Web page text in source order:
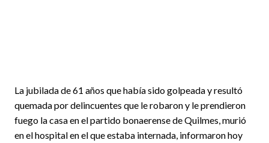
La jubilada de 61 años que había sido golpeada y resultó
quemada por delincuentes que le robaron y le prendieron
fuego la casa en el partido bonaerense de Quilmes, murió
en el hospital en el que estaba internada, informaron hoy